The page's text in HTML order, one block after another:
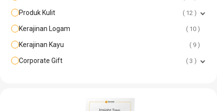
Produk Kulit 12
Kerajinan Logam 10
Kerajinan Kayu 9
Corporate Gift 3